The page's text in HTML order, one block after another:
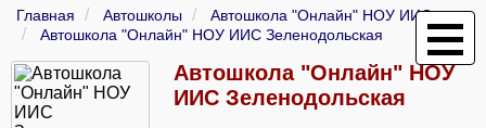
Главная Автошколы
Автошкола "Онлайн" НОУ ИИС
Автошкола "Онлайн" НОУ ИИС Зеленодольская
Автошкола "Онлайн" НОУ
ИИС Зеленодольская